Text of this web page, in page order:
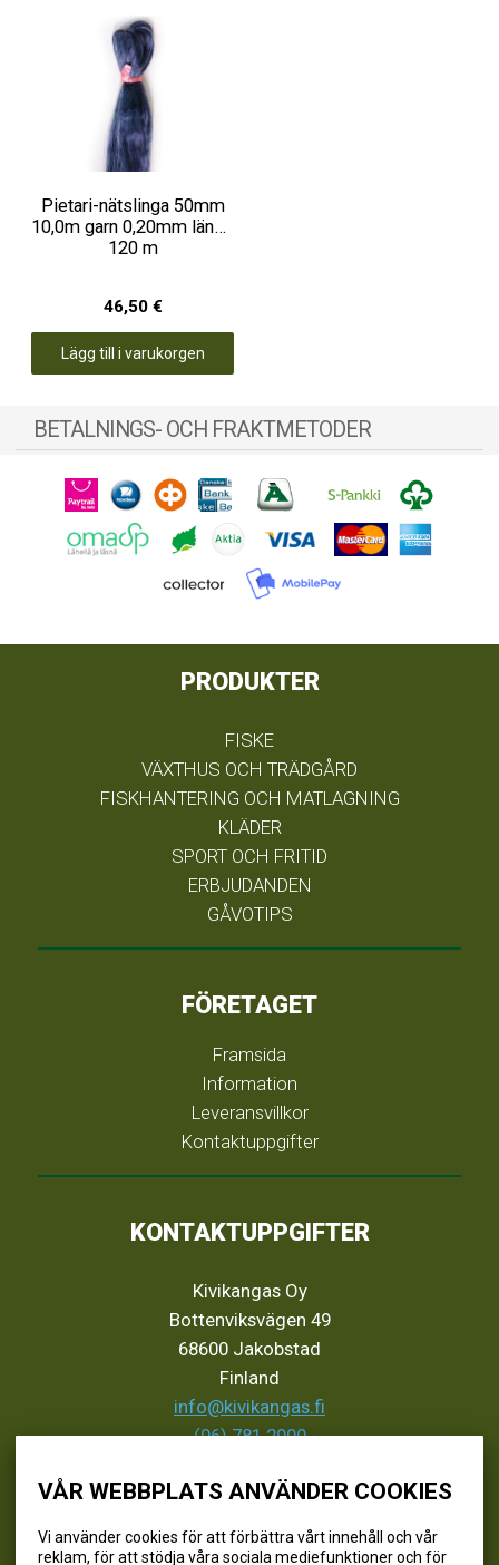
VÅR WEBBPLATS ANVÄNDER COOKIES
Vi använder cookies för att förbättra vårt innehåll och vår
reklam, för att stödja våra sociala mediefunktioner och för
Pietari-nätslinga 50mm
10,0m garn 0,20mm längd
120 m
46,50 €
Lägg till i varukorgen
BETALNINGS- OCH FRAKTMETODER
PRODUKTER
FISKE
VÄXTHUS OCH TRÄDGÅRD
FISKHANTERING OCH MATLAGNING
KLÄDER
SPORT OCH FRITID
ERBJUDANDEN
GÅVOTIPS
FÖRETAGET
Framsida
Information
Leveransvillkor
Kontaktuppgifter
KONTAKTUPPGIFTER
Kivikangas Oy
Bottenviksvägen 49
68600 Jakobstad
Finland
info@kivikangas.fi
(06) 781 2900
SEURAA MEITÄ